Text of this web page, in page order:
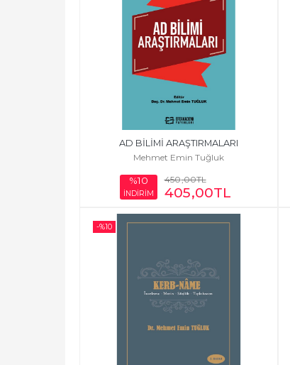
AD BİLİMİ ARAŞTIRMALARI
Mehmet Emin Tuğluk
%10
İNDİRİM
450,00TL
405,00TL
-%10